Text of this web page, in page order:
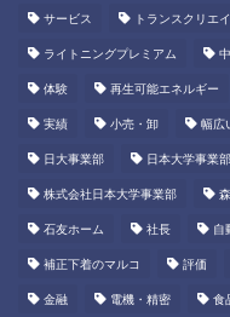
サービス トランスクリエ
ライトニングプレミアム
体験 再生可能エネルギー
実績 小売・卸 幅広
日大事業部 日本大学事業部
株式会社日本大学事業部
石友ホーム 社長 自
補正下着のマルコ 評価
金融 電機・精密 食